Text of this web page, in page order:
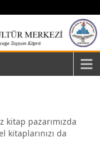
pazarımızda
da